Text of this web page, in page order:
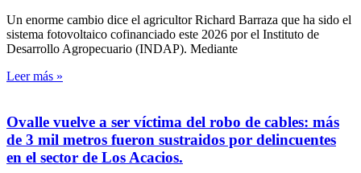
Un enorme cambio dice el agricultor Richard Barraza que ha sido el
sistema fotovoltaico cofinanciado este 2026 por el Instituto de
Desarrollo Agropecuario (INDAP). Mediante
Leer más »
Ovalle vuelve a ser víctima del robo de cables: más
de 3 mil metros fueron sustraidos por delincuentes
en el sector de Los Acacios.